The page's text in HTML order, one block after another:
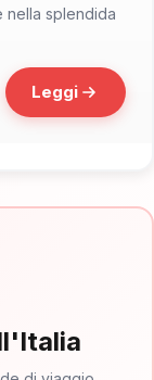
nella splendida
Leggi